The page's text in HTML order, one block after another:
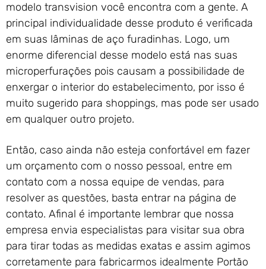
modelo transvision você encontra com a gente. A
principal individualidade desse produto é verificada
em suas lâminas de aço furadinhas. Logo, um
enorme diferencial desse modelo está nas suas
microperfurações pois causam a possibilidade de
enxergar o interior do estabelecimento, por isso é
muito sugerido para shoppings, mas pode ser usado
em qualquer outro projeto.
Então, caso ainda não esteja confortável em fazer
um orçamento com o nosso pessoal, entre em
contato com a nossa equipe de vendas, para
resolver as questões, basta entrar na página de
contato. Afinal é importante lembrar que nossa
empresa envia especialistas para visitar sua obra
para tirar todas as medidas exatas e assim agimos
corretamente para fabricarmos idealmente Portão